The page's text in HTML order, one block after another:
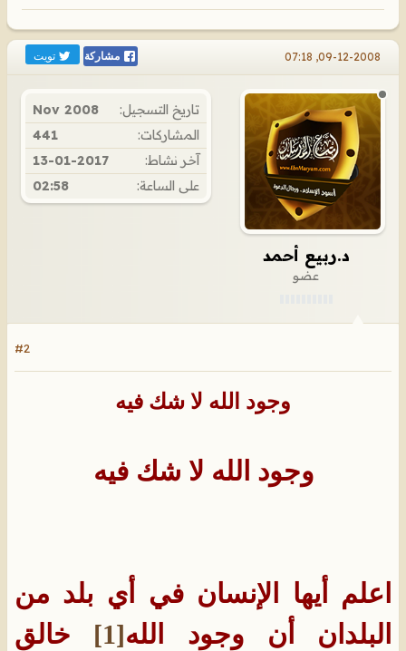
09-12-2008, 07:18 مشاركة تويت
د.ربيع أحمد
عضو
تاريخ التسجيل:
Nov 2008
المشاركات:
441
آخر نشاط:
13-01-2017
على الساعة:
02:58
#2
وجود الله لا شك فيه
وجود الله لا شك فيه
اعلم أيها الإنسان في أي بلد من
البلدان أن وجود الله[1]
خالق